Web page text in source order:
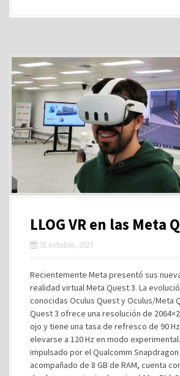
LLOG VR en las Meta
31 octubre, 2023
Recientemente Meta presentó sus
realidad virtual Meta Quest 3. La
conocidas Oculus Quest y Oculus/Meta
Quest 3 ofrece una resolución de
ojo y tiene una tasa de refresco de 90
elevarse a 120 Hz en modo
impulsado por el Qualcomm Snapdragon
acompañado de 8 GB de RAM, cuenta